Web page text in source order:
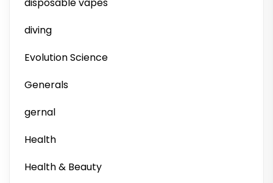
diving
Evolution Science
Generals
gernal
Health
Health & Beauty